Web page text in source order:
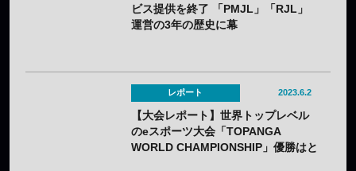
ビス提供を終了 「PMJL」「RJL」
運営の3年の歴史に幕
レポート 2023.6.2
【大会レポート】世界トップレベル
のeスポーツ大会「TOPANGA
WORLD CHAMPIONSHIP」優勝はと